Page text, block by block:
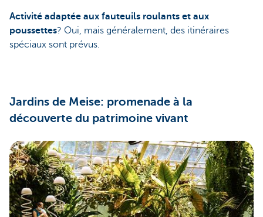
Activité adaptée aux fauteuils roulants et aux
poussettes? Oui, mais généralement, des itinéraires
spéciaux sont prévus.
Jardins de Meise: promenade à la
découverte du patrimoine vivant